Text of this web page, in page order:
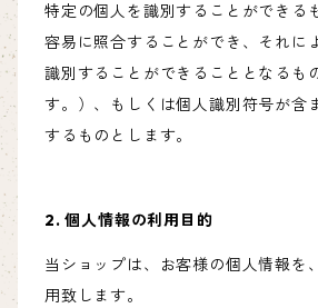
特定の個人を識別することができる
容易に照合することができ、それに
識別することができることとなるも
す。）、もしくは個人識別符号が含
するものとします。
2. 個人情報の利用目的
当ショップは、お客様の個人情報を
用致します。